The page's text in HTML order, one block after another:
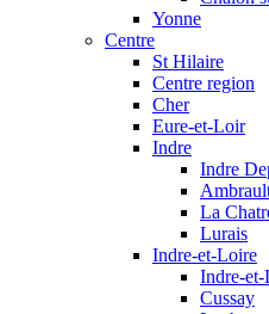
Yonne
Centre
St Hilaire
Centre region
Cher
Eure-et-Loir
Indre
Indre
La
Lurais
Indre-et-Loire
Indre-et-
Cussay